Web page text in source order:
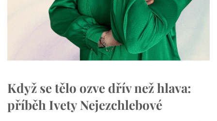
Když se tělo ozve dřív než hlava:
příběh Ivety Nejezchlebové